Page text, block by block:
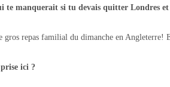
te manquerait si tu devais quitter Londres
gros repas familial du dimanche en
ici ?